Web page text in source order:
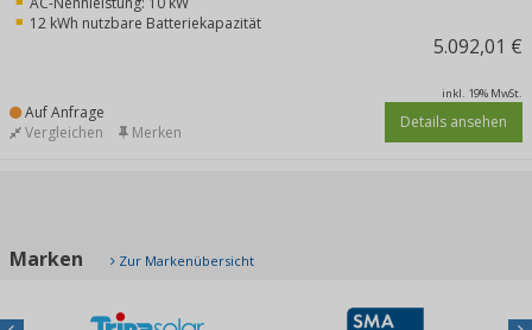
12 kWh nutzbare Batteriekapazität
5.092,01 €
inkl. 19% MwSt.
Auf Anfrage Details ansehen
Vergleichen Merken
Marken Zur Markenübersicht